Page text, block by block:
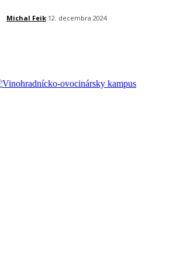
Michal Feik 12. decembra 2024